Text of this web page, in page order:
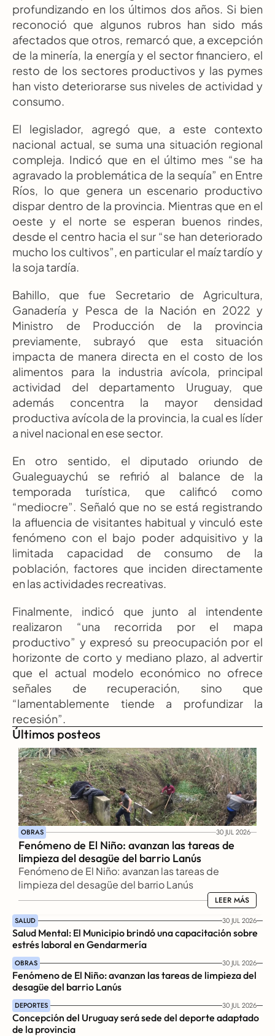
profundizando en los últimos dos años. Si bien
reconoció que algunos rubros han sido más
afectados que otros, remarcó que, a excepción
de la minería, la energía y el sector financiero, el
resto de los sectores productivos y las pymes
han visto deteriorarse sus niveles de actividad y
consumo.
El legislador, agregó que, a este contexto
nacional actual, se suma una situación regional
compleja. Indicó que en el último mes “se ha
agravado la problemática de la sequía” en Entre
Ríos, lo que genera un escenario productivo
dispar dentro de la provincia. Mientras que en el
oeste y el norte se esperan buenos rindes,
desde el centro hacia el sur “se han deteriorado
mucho los cultivos”, en particular el maíz tardío y
la soja tardía.
Bahillo, que fue Secretario de Agricultura,
Ganadería y Pesca de la Nación en 2022 y
Ministro de Producción de la provincia
previamente, subrayó que esta situación
impacta de manera directa en el costo de los
alimentos para la industria avícola, principal
actividad del departamento Uruguay, que
además concentra la mayor densidad
productiva avícola de la provincia, la cual es líder
a nivel nacional en ese sector.
En otro sentido, el diputado oriundo de
Gualeguaychú se refirió al balance de la
temporada turística, que calificó como
“mediocre”. Señaló que no se está registrando
la afluencia de visitantes habitual y vinculó este
fenómeno con el bajo poder adquisitivo y la
limitada capacidad de consumo de la
población, factores que inciden directamente
en las actividades recreativas.
Finalmente, indicó que junto al intendente
realizaron “una recorrida por el mapa
productivo” y expresó su preocupación por el
horizonte de corto y mediano plazo, al advertir
que el actual modelo económico no ofrece
señales de recuperación, sino que
“lamentablemente tiende a profundizar la
recesión”.
Últimos posteos
OBRAS 30 JUL 2026
Fenómeno de El Niño: avanzan las tareas de
limpieza del desagüe del barrio Lanús
Fenómeno de El Niño: avanzan las tareas de
limpieza del desagüe del barrio Lanús
LEER MÁS
LEER MÁS
SALUD 30 JUL 2026
Salud Mental: El Municipio brindó una capacitación sobre
estrés laboral en Gendarmería
OBRAS 30 JUL 2026
Fenómeno de El Niño: avanzan las tareas de limpieza del
desagüe del barrio Lanús
DEPORTES 30 JUL 2026
Concepción del Uruguay será sede del deporte adaptado
de la provincia